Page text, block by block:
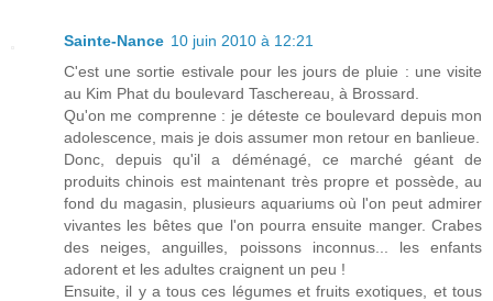
Sainte-Nance 10 juin 2010 à 12:21
C'est une sortie estivale pour les jours de pluie : une visite
au Kim Phat du boulevard Taschereau, à Brossard.
Qu'on me comprenne : je déteste ce boulevard depuis mon
adolescence, mais je dois assumer mon retour en banlieue.
Donc, depuis qu'il a déménagé, ce marché géant de
produits chinois est maintenant très propre et possède, au
fond du magasin, plusieurs aquariums où l'on peut admirer
vivantes les bêtes que l'on pourra ensuite manger. Crabes
des neiges, anguilles, poissons inconnus... les enfants
adorent et les adultes craignent un peu !
Ensuite, il y a tous ces légumes et fruits exotiques, et tous